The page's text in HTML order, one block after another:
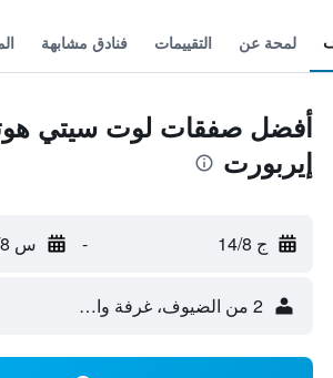
لمحة عن التقييمات فنادق مشابهة
أفضل صفقات لوت سيتي
إيربورت
ج 14/8 - س 15/8
2 من الضيوف، غرفة واحدة